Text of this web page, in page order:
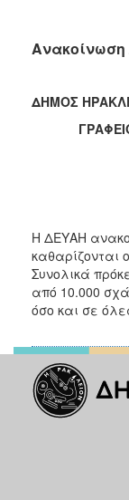
2021
2019
2018
2013
2012
2011
2006
ΔΗΜΟΣ
ΓΡΑΦΕΙΟ
Η ΔΕΥΑΗ
καθαρίζονται
Συνολικά
από 10.000
όσο και σε